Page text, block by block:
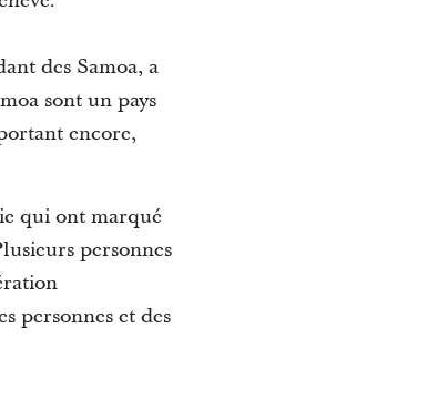
des Samoa, a
sont un pays
encore,
qui ont marqué
personnes
personnes et des